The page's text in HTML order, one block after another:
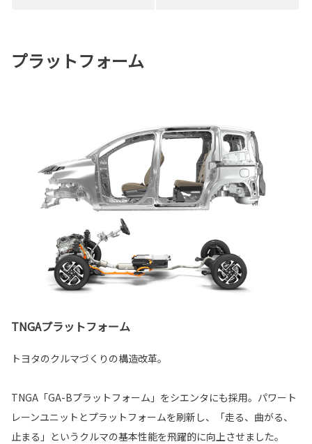
プラットフォーム
TNGAプラットフォーム
トヨタのクルマづくりの構造改革。
TNGA「GA-Bプラットフォーム」をシエンタにも採用。パワート
レーンユニットとプラットフォームを刷新し、「走る、曲がる、
止まる」というクルマの基本性能を飛躍的に向上させました。